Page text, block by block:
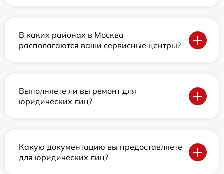
В каких районах в Москва
располагаются ваши сервисные центры?
Выполняете ли вы ремонт для
юридических лиц?
Какую документацию вы предоставляете
для юридических лиц?